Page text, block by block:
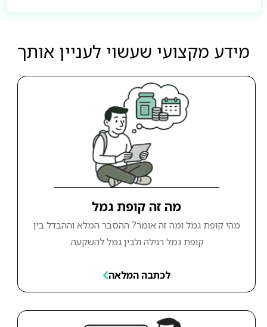
מידע מקצועי שעשוי לעניין אותך
מה זה קופת גמל
מהי קופת גמל ומה זה אומר? ההסבר המלא וההבדל בין
קופת גמל רגילה ולבין גמל להשקעה.
לכתבה המלאה